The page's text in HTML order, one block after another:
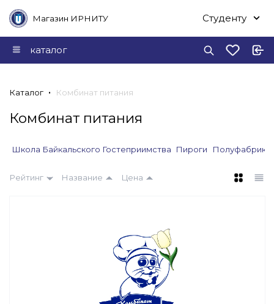
Магазин ИРНИТУ Студенту
каталог
Каталог Комбинат питания
Комбинат питания
Школа Байкальского Гостеприимства Пироги
Рейтинг Название Цена